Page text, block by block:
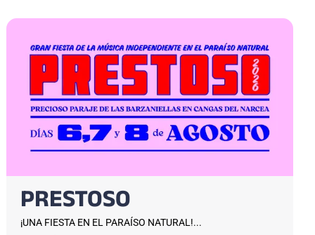
PRESTOSO
¡UNA FIESTA EN EL PARAÍSO NATURAL!...